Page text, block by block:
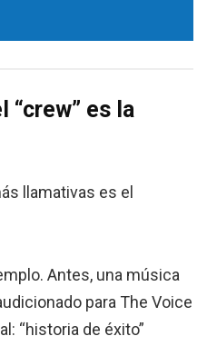
“crew” es la
llamativas es el
Antes, una música
para The Voice
“historia de éxito”